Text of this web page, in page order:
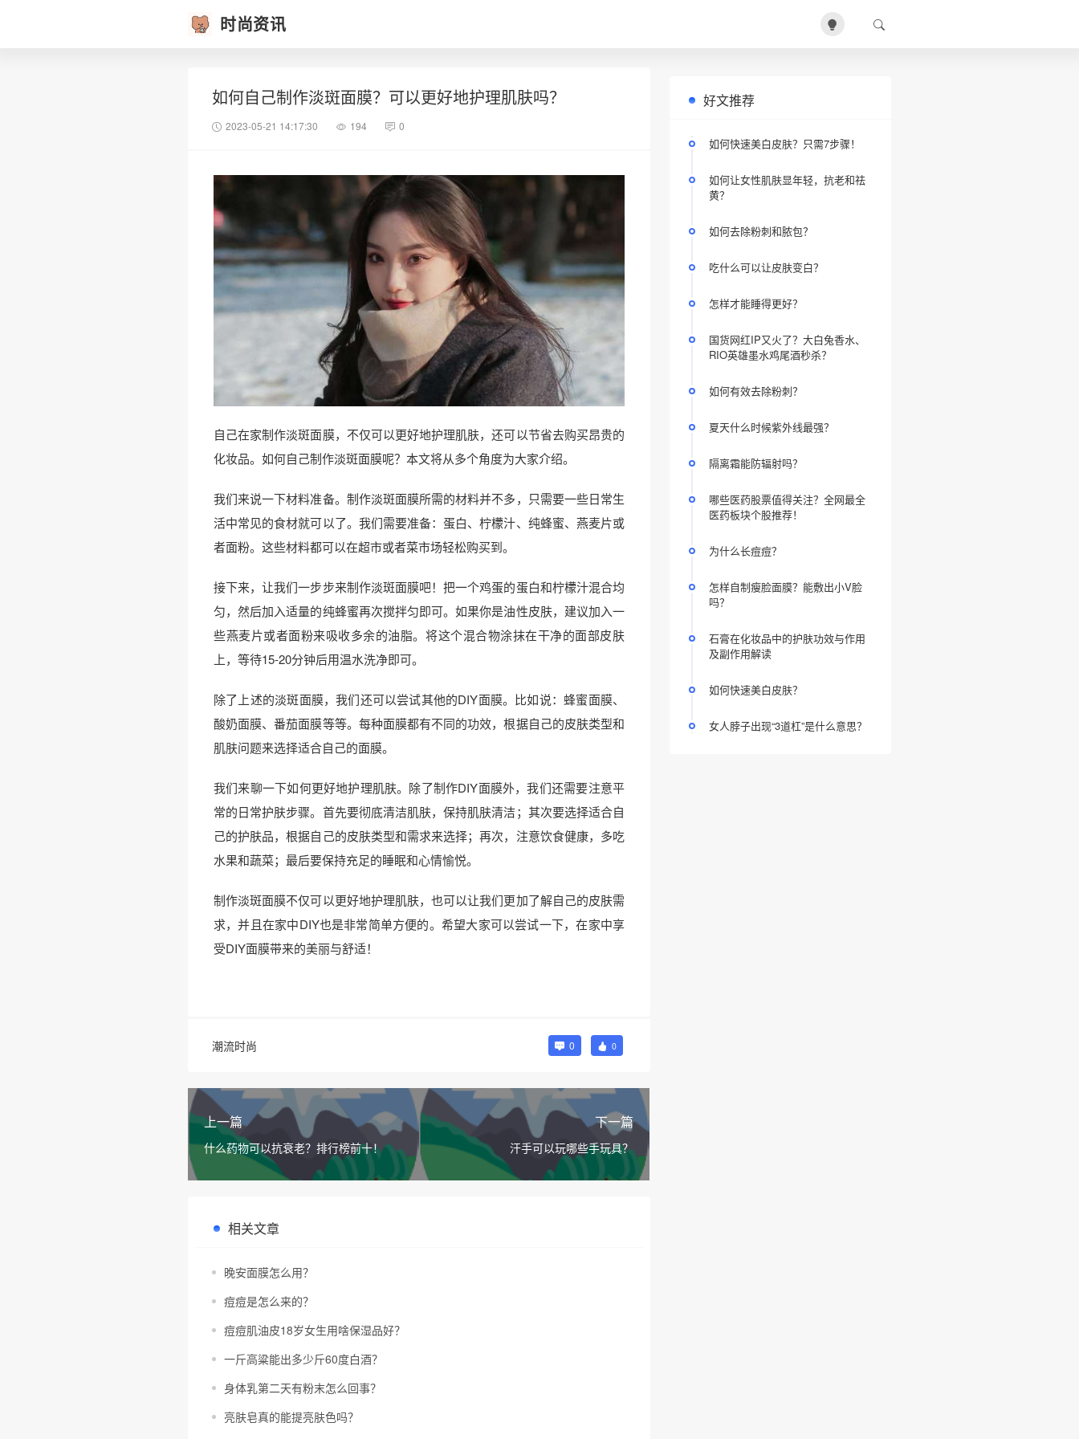
时尚资讯
如何自己制作淡斑面膜？可以更好地护理肌肤吗？
2023-05-21 14:17:30 194 0
自己在家制作淡斑面膜，不仅可以更好地护理肌肤，还可以节省去购买昂贵的
化妆品。如何自己制作淡斑面膜呢？本文将从多个角度为大家介绍。
我们来说一下材料准备。制作淡斑面膜所需的材料并不多，只需要一些日常生
活中常见的食材就可以了。我们需要准备：蛋白、柠檬汁、纯蜂蜜、燕麦片或
者面粉。这些材料都可以在超市或者菜市场轻松购买到。
接下来，让我们一步步来制作淡斑面膜吧！把一个鸡蛋的蛋白和柠檬汁混合均
匀，然后加入适量的纯蜂蜜再次搅拌匀即可。如果你是油性皮肤，建议加入一
些燕麦片或者面粉来吸收多余的油脂。将这个混合物涂抹在干净的面部皮肤
上，等待15-20分钟后用温水洗净即可。
除了上述的淡斑面膜，我们还可以尝试其他的DIY面膜。比如说：蜂蜜面膜、
酸奶面膜、番茄面膜等等。每种面膜都有不同的功效，根据自己的皮肤类型和
肌肤问题来选择适合自己的面膜。
我们来聊一下如何更好地护理肌肤。除了制作DIY面膜外，我们还需要注意平
常的日常护肤步骤。首先要彻底清洁肌肤，保持肌肤清洁；其次要选择适合自
己的护肤品，根据自己的皮肤类型和需求来选择；再次，注意饮食健康，多吃
水果和蔬菜；最后要保持充足的睡眠和心情愉悦。
制作淡斑面膜不仅可以更好地护理肌肤，也可以让我们更加了解自己的皮肤需
求，并且在家中DIY也是非常简单方便的。希望大家可以尝试一下，在家中享
受DIY面膜带来的美丽与舒适！
潮流时尚 0 0
上一篇
什么药物可以抗衰老？排行榜前十！
下一篇
汗手可以玩哪些手玩具？
相关文章
晚安面膜怎么用？
痘痘是怎么来的？
痘痘肌油皮18岁女生用啥保湿品好？
一斤高粱能出多少斤60度白酒？
身体乳第二天有粉末怎么回事？
亮肤皂真的能提亮肤色吗？
好文推荐
如何快速美白皮肤？只需7步骤！
如何让女性肌肤显年轻，抗老和祛
黄？
如何去除粉刺和脓包？
吃什么可以让皮肤变白？
怎样才能睡得更好？
国货网红IP又火了？大白兔香水、
RIO英雄墨水鸡尾酒秒杀？
如何有效去除粉刺？
夏天什么时候紫外线最强？
隔离霜能防辐射吗？
哪些医药股票值得关注？全网最全
医药板块个股推荐！
为什么长痘痘？
怎样自制瘦脸面膜？能敷出小V脸
吗？
石膏在化妆品中的护肤功效与作用
及副作用解读
如何快速美白皮肤？
女人脖子出现“3道杠”是什么意思？